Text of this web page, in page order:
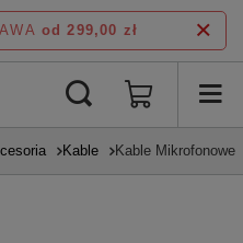
od 299,00 zł
Kable Kable Mikrofonowe